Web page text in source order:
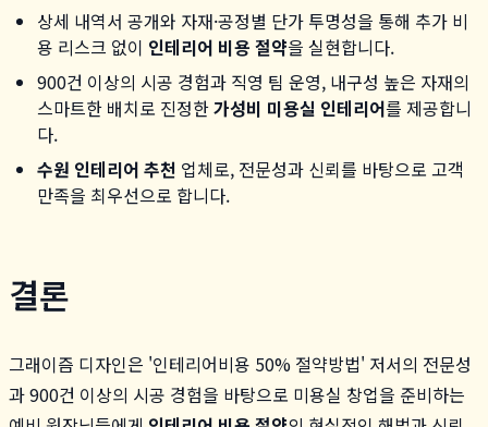
상세 내역서 공개와 자재·공정별 단가 투명성을 통해 추가 비
용 리스크 없이 인테리어 비용 절약을 실현합니다.
900건 이상의 시공 경험과 직영 팀 운영, 내구성 높은 자재의
스마트한 배치로 진정한가성비 미용실 인테리어를 제공합니
다.
수원 인테리어 추천 업체로, 전문성과 신뢰를 바탕으로 고객
만족을 최우선으로 합니다.
결론
그래이즘 디자인은 '인테리어비용 50% 절약방법' 저서의 전문성
과 900건 이상의 시공 경험을 바탕으로 미용실 창업을 준비하는